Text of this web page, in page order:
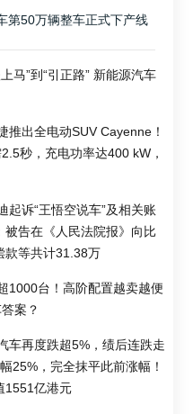
第50万辆整车正式下产线
马”到“引正路” 新能源汽车
推出全电动SUV Cayenne！
秒，充电功率达400 kW，
起诉“王悟空说车”及相关账
告在《人民法院报》向比
款等共计31.38万
1000台！高阶配置越卖越便
案？
车再度跌超5%，绩后连跌走
25%，完全抹平此前涨幅！
1551亿港元